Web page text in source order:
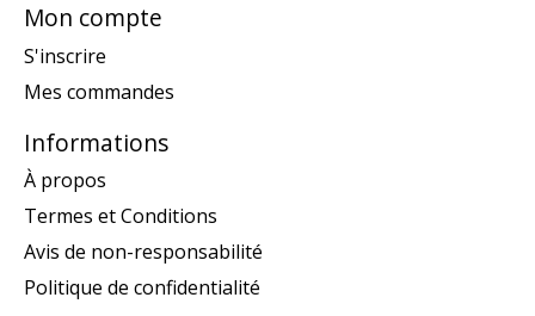
Mon compte
S'inscrire
Mes commandes
Informations
À propos
Termes et Conditions
Avis de non-responsabilité
Politique de confidentialité